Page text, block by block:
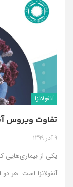
آنفولانزا
تفاوت ویروس
9 آذر 1399
یکی از بیماری‌هایی
آنفولانزا است. هر